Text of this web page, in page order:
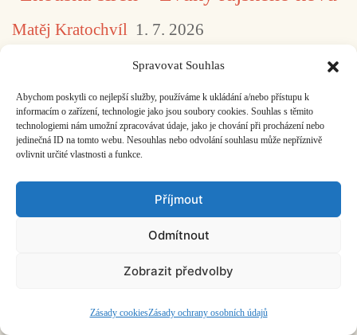
Spravovat Souhlas
Abychom poskytli co nejlepší služby, používáme k ukládání a/nebo přístupu k
informacím o zařízení, technologie jako jsou soubory cookies. Souhlas s těmito
technologiemi nám umožní zpracovávat údaje, jako je chování při procházení nebo
jedinečná ID na tomto webu. Nesouhlas nebo odvolání souhlasu může nepříznivě
ovlivnit určité vlastnosti a funkce.
Příjmout
Odmítnout
Zobrazit předvolby
Zásady cookiesZásady ochrany osobních údajů
Matěj Kratochvíl 1. 7. 2026
Otec Dionysios Tabakis chválí Boha
Kyjevský kolektiv Opera Aperta
a jejich empatické divadlo krutosti
Kateryna Romanovska 25. 6. 2026
Jak si představit operu vznikající ve válečných
podmínkách? Lze vůbec o válce promlouvat